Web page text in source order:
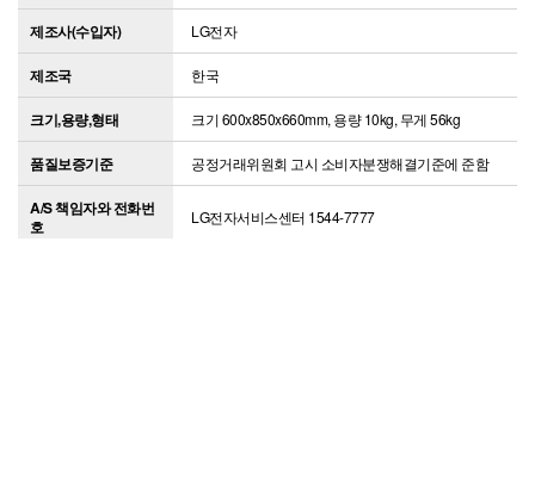
제조사(수입자) LG전자
제조국 한국
크기,용량,형태 크기 600x850x660mm, 용량 10kg, 무게 56kg
품질보증기준 공정거래위원회 고시 소비자분쟁해결기준에 준함
A/S 책임자와 전화번
호
LG전자서비스센터 1544-7777